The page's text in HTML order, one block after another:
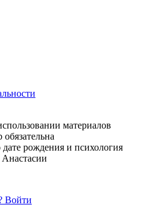
материалов
рождения и психология
Войти